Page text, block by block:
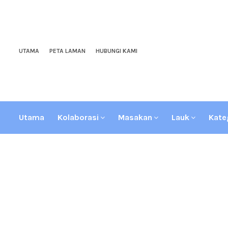
UTAMA PETA LAMAN HUBUNGI KAMI
Utama Kolaborasi Masakan Lauk